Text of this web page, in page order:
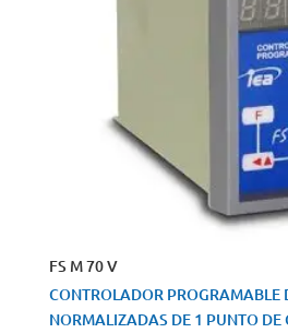
FS M 70 V
CONTROLADOR PROGRAMABLE
NORMALIZADAS DE 1 PUNTO DE